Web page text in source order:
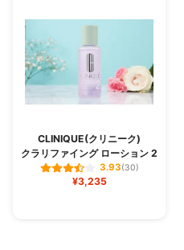
CLINIQUE(クリニーク)
クラリファイング ローション 2
3.93(30)
¥3,235